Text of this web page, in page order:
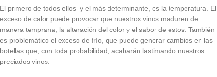
El primero de todos ellos, y el más determinante, es la temperatura. El
exceso de calor puede provocar que nuestros vinos maduren de
manera temprana, la alteración del color y el sabor de estos. También
es problemático el exceso de frío, que puede generar cambios en las
botellas que, con toda probabilidad, acabarán lastimando nuestros
preciados vinos.